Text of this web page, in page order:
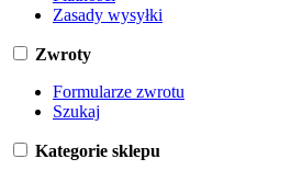
Zasady wysyłki
Zwroty
Formularze zwrotu
Szukaj
Kategorie sklepu